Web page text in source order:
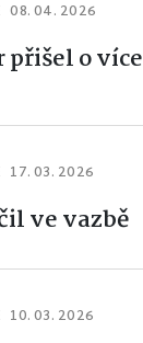
08. 04. 2026
přišel o více
17. 03. 2026
ve vazbě
10. 03. 2026